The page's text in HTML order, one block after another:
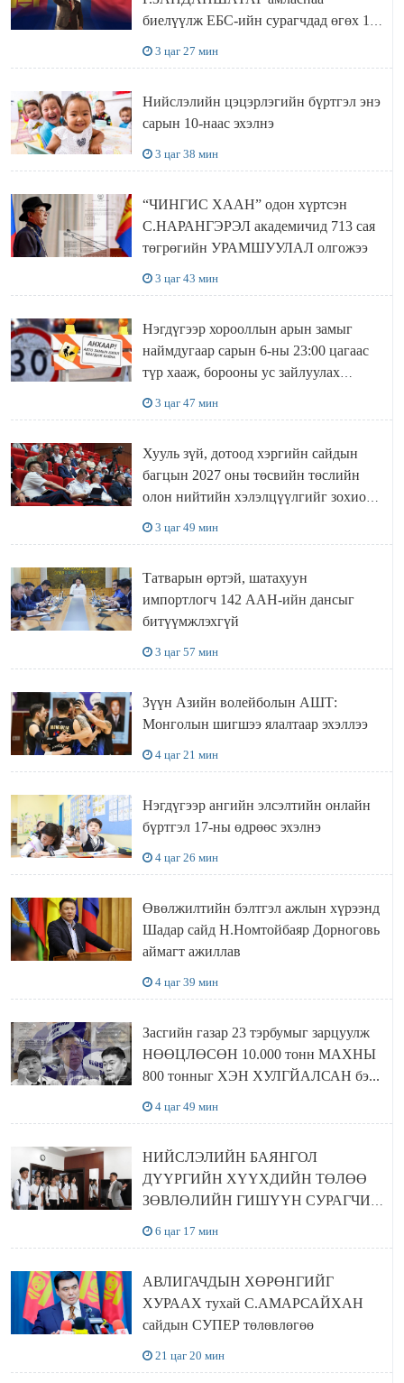
биелүүлж ЕБС-ийн сурагчдад өгөх 10.
МЯНГАН ШАТРАА хүлээн авчээ
3 цаг 27 мин
Нийслэлийн цэцэрлэгийн бүртгэл энэ
сарын 10-наас эхэлнэ
3 цаг 38 мин
“ЧИНГИС ХААН” одон хүртсэн
С.НАРАНГЭРЭЛ академичид 713 сая
төгрөгийн УРАМШУУЛАЛ олгожээ
3 цаг 43 мин
Нэгдүгээр хорооллын арын замыг
наймдугаар сарын 6-ны 23:00 цагаас
түр хааж, борооны ус зайлуулах
шугамын хөндлөн сэтэлгээ хийнэ
3 цаг 47 мин
Хууль зүй, дотоод хэргийн сайдын
багцын 2027 оны төсвийн төслийн
олон нийтийн хэлэлцүүлгийг зохион
байгууллаа
3 цаг 49 мин
Татварын өртэй, шатахуун
импортлогч 142 ААН-ийн дансыг
битүүмжлэхгүй
3 цаг 57 мин
Зүүн Азийн волейболын АШТ:
Монголын шигшээ ялалтаар эхэллээ
4 цаг 21 мин
Нэгдүгээр ангийн элсэлтийн онлайн
бүртгэл 17-ны өдрөөс эхэлнэ
4 цаг 26 мин
Өвөлжилтийн бэлтгэл ажлын хүрээнд
Шадар сайд Н.Номтойбаяр Дорноговь
аймагт ажиллав
4 цаг 39 мин
Засгийн газар 23 тэрбумыг зарцуулж
НӨӨЦЛӨСӨН 10.000 тонн МАХНЫ
800 тонныг ХЭН ХУЛГЙАЛСАН бэ...
4 цаг 49 мин
НИЙСЛЭЛИЙН БАЯНГОЛ
ДҮҮРГИЙН ХҮҮХДИЙН ТӨЛӨӨ
ЗӨВЛӨЛИЙН ГИШҮҮН СУРАГЧИД
БОЛОВСРОЛЫН ЯАМАНД
ЗОЧИЛЛОО
6 цаг 17 мин
АВЛИГАЧДЫН ХӨРӨНГИЙГ
ХУРААХ тухай С.АМАРСАЙХАН
сайдын СУПЕР төлөвлөгөө
21 цаг 20 мин